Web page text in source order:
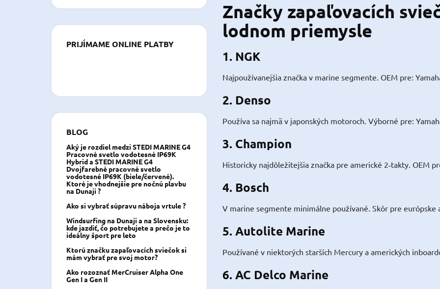
PRIJÍMAME ONLINE PLATBY
BLOG
Aký je rozdiel medzi STEDI MARINE G4
Pracovné svetlo vodotesné IP69K
Hybrid a STEDI MARINE G4
Dvojfarebné pracovné svetlo
vodotesné IP69K (biele/červené).
Ktoré je vhodnejšie pre nočnú plavbu
na Dunaji ?
Ako si vybrať súpravu náboja vrtule ?
Windsurfing na Dunaji a na Slovensku:
kde jazdiť, čo potrebujete a prečo je to
ideálny šport pre leto
Ktorú značku zapaľovacích sviečok si
mám vybrať pre svoj motor?
Ako rozoznať MerCruiser Alpha One
Gen I a Gen II
Značky zapaľovacích
lodnom priemysle
1. NGK
Najpoužívanejšia značka v marine segmente. OEM pre:
2. Denso
Používa sa najmä v japonských motoroch. Výborné pre:
3. Champion
Historicky najdôležitejšia značka pre americké 2‑takty. OEM
4. Bosch
V marine segmente minimálne používané. Skôr pre európske
5. Autolite Marine
Používané v niektorých starších Mercury a amerických
6. AC Delco Marine